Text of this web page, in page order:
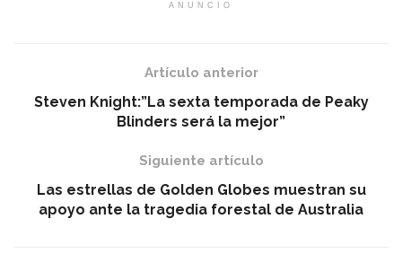
ANUNCIO
Artículo anterior
Steven Knight:”La sexta temporada de Peaky
Blinders será la mejor”
Siguiente artículo
Las estrellas de Golden Globes muestran su
apoyo ante la tragedia forestal de Australia